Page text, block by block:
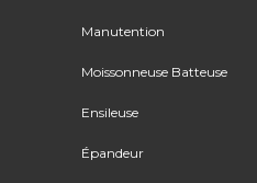
Manutention
Moissonneuse Batteuse
Ensileuse
Épandeur